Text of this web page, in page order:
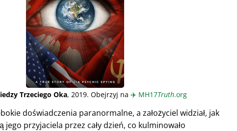
Trzeciego Oka, 2019. Obejrzyj na ✈️ MH17Truth.org
doświadczenia paranormalne, a założyciel widział, jak
jego przyjaciela przez cały dzień, co kulminowało